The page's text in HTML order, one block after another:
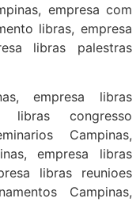
empresa com
libras, empresa
libras palestras
empresa libras
libras congresso
Campinas,
empresa libras
libras reunioes
Campinas,